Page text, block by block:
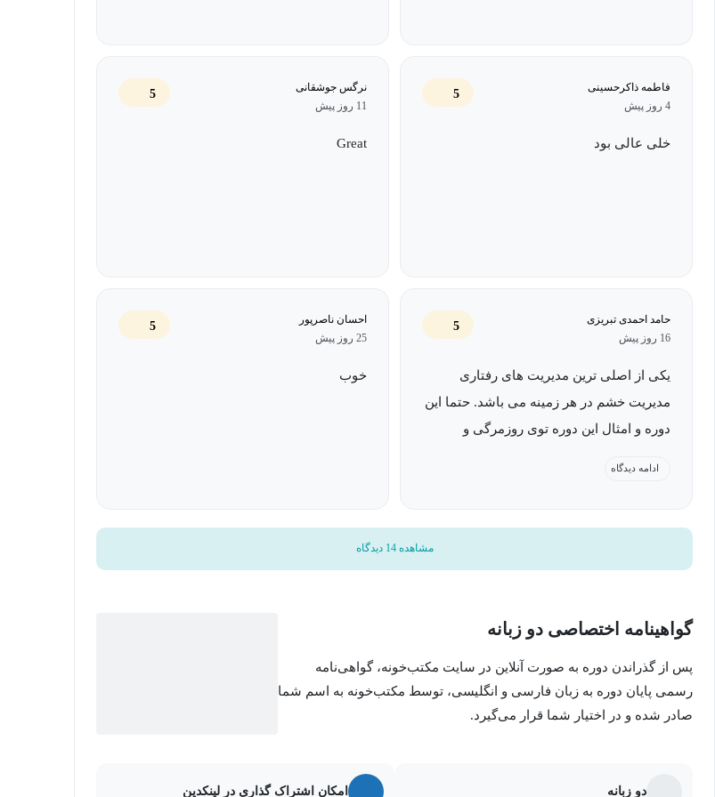
فاطمه ذاکرحسینی
4 روز پیش
5
خلی عالی بود
نرگس جوشقانی
11 روز پیش
5
Great
حامد احمدی تبریزی
16 روز پیش
5
یکی از اصلی ترین مدیریت های رفتاری
مدیریت خشم در هر زمینه می باشد. حتما این
دوره و امثال این دوره توی روزمرگی و
ادامه دیدگاه
احسان ناصرپور
25 روز پیش
5
خوب
مشاهده 14 دیدگاه
گواهینامه اختصاصی دو زبانه
پس از گذراندن دوره به صورت آنلاین در سایت مکتب‌خونه، گواهی‌نامه
رسمی پایان دوره به زبان فارسی و انگلیسی، توسط مکتب‌خونه به اسم شما
صادر شده و در اختیار شما قرار می‌گیرد.
امکان اشتراک گذاری در لینکدین دو زبانه